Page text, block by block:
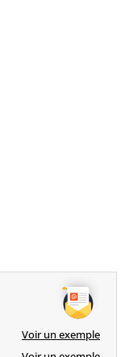
Voir un exemple